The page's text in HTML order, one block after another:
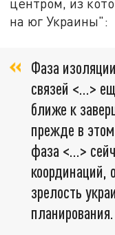
на юг Украины":
Фаза
связей <…>
ближе к
прежде в
фаза <…>
координаций,
зрелость
планирования.